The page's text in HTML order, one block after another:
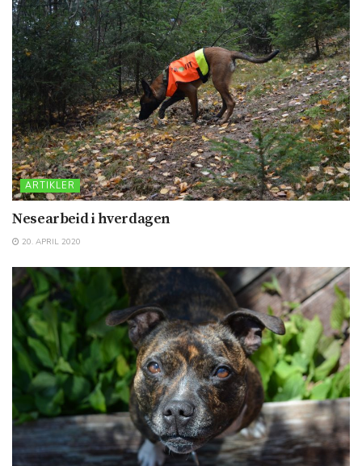
ARTIKLER
Nesearbeid i hverdagen
20. APRIL 2020